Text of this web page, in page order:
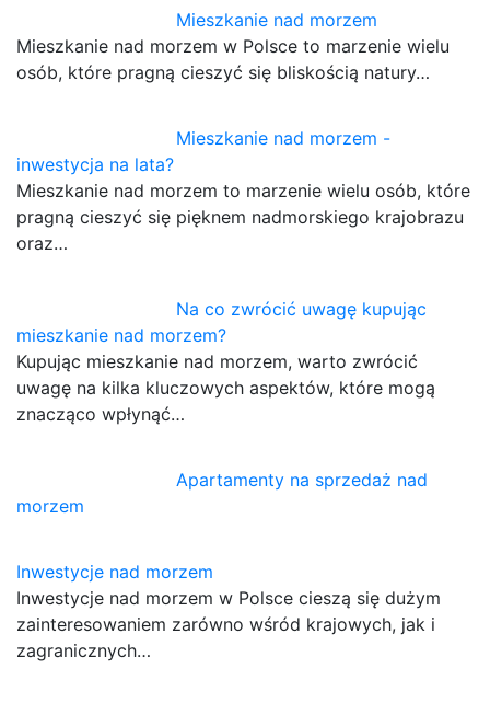
Mieszkanie nad morzem
Mieszkanie nad morzem w Polsce to marzenie wielu
osób, które pragną cieszyć się bliskością natury…
Mieszkanie nad morzem -
inwestycja na lata?
Mieszkanie nad morzem to marzenie wielu osób, które
pragną cieszyć się pięknem nadmorskiego krajobrazu
oraz…
Na co zwrócić uwagę kupując
mieszkanie nad morzem?
Kupując mieszkanie nad morzem, warto zwrócić
uwagę na kilka kluczowych aspektów, które mogą
znacząco wpłynąć…
Apartamenty na sprzedaż nad
morzem
Inwestycje nad morzem
Inwestycje nad morzem w Polsce cieszą się dużym
zainteresowaniem zarówno wśród krajowych, jak i
zagranicznych…